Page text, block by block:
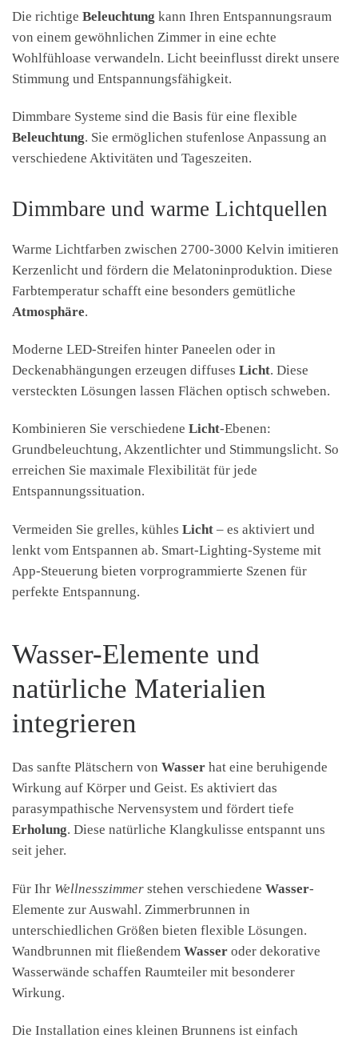
Die richtige Beleuchtung kann Ihren Entspannungsraum
von einem gewöhnlichen Zimmer in eine echte
Wohlfühloase verwandeln. Licht beeinflusst direkt unsere
Stimmung und Entspannungsfähigkeit.
Dimmbare Systeme sind die Basis für eine flexible
Beleuchtung. Sie ermöglichen stufenlose Anpassung an
verschiedene Aktivitäten und Tageszeiten.
Dimmbare und warme Lichtquellen
Warme Lichtfarben zwischen 2700-3000 Kelvin imitieren
Kerzenlicht und fördern die Melatoninproduktion. Diese
Farbtemperatur schafft eine besonders gemütliche
Atmosphäre.
Moderne LED-Streifen hinter Paneelen oder in
Deckenabhängungen erzeugen diffuses Licht. Diese
versteckten Lösungen lassen Flächen optisch schweben.
Kombinieren Sie verschiedene Licht-Ebenen:
Grundbeleuchtung, Akzentlichter und Stimmungslicht. So
erreichen Sie maximale Flexibilität für jede
Entspannungssituation.
Vermeiden Sie grelles, kühles Licht – es aktiviert und
lenkt vom Entspannen ab. Smart-Lighting-Systeme mit
App-Steuerung bieten vorprogrammierte Szenen für
perfekte Entspannung.
Wasser-Elemente und
natürliche Materialien
integrieren
Das sanfte Plätschern von Wasser hat eine beruhigende
Wirkung auf Körper und Geist. Es aktiviert das
parasympathische Nervensystem und fördert tiefe
Erholung. Diese natürliche Klangkulisse entspannt uns
seit jeher.
Für Ihr Wellnesszimmer stehen verschiedene Wasser-
Elemente zur Auswahl. Zimmerbrunnen in
unterschiedlichen Größen bieten flexible Lösungen.
Wandbrunnen mit fließendem Wasser oder dekorative
Wasserwände schaffen Raumteiler mit besonderer
Wirkung.
Die Installation eines kleinen Brunnens ist einfach